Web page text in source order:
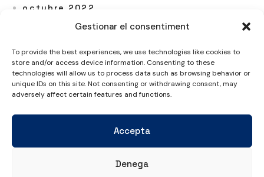
Gestionar el consentiment
To provide the best experiences, we use technologies like cookies to
store and/or access device information. Consenting to these
technologies will allow us to process data such as browsing behavior or
unique IDs on this site. Not consenting or withdrawing consent, may
adversely affect certain features and functions.
Accepta
Denega
octubre 2022
septiembre 2022
julio 2022
junio 2022
mayo 2022
abril 2022